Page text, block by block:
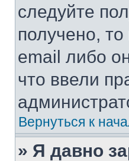
следуйте
получено,
email либо
что ввели
Вернуться к
» Я давно